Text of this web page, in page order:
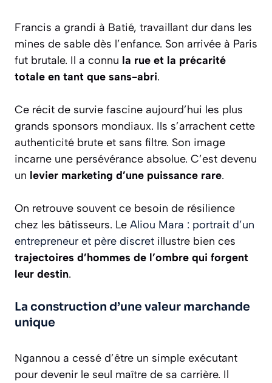
Francis a grandi à Batié, travaillant dur dans les
mines de sable dès l’enfance. Son arrivée à Paris
fut brutale. Il a connu la rue et la précarité
totale en tant que sans-abri.
Ce récit de survie fascine aujourd’hui les plus
grands sponsors mondiaux. Ils s’arrachent cette
authenticité brute et sans filtre. Son image
incarne une persévérance absolue. C’est devenu
un levier marketing d’une puissance rare.
On retrouve souvent ce besoin de résilience
chez les bâtisseurs. Le Aliou Mara : portrait d’un
entrepreneur et père discret illustre bien ces
trajectoires d’hommes de l’ombre qui forgent
leur destin.
La construction d’une valeur marchande
unique
Ngannou a cessé d’être un simple exécutant
pour devenir le seul maître de sa carrière. Il